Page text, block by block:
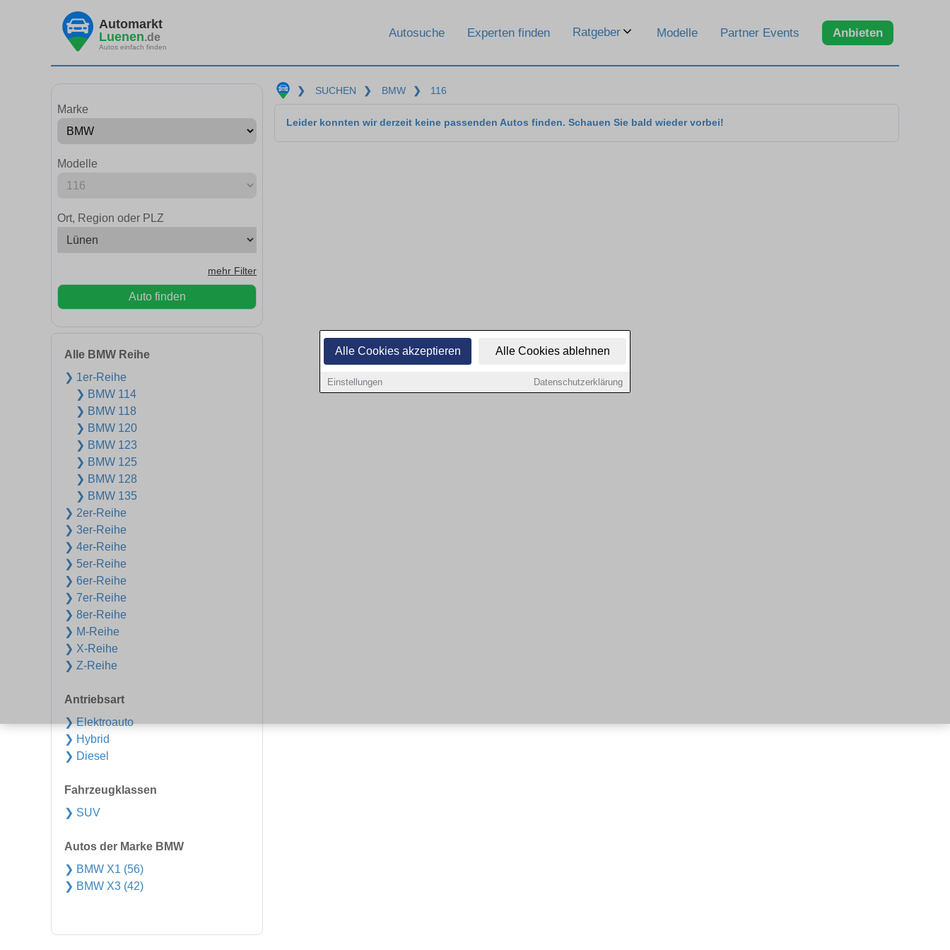
Alle Cookies akzeptieren Alle Cookies ablehnen
Einstellungen Datenschutzerklärung
Automarkt
Luenen.de
Autos einfach finden
Autosuche Experten finden Ratgeber Modelle Partner Events Anbieten
Marke
Modelle
Ort, Region oder PLZ
mehr Filter
Auto finden
Alle BMW Reihe
❯ 1er-Reihe
❯ BMW 114
❯ BMW 118
❯ BMW 120
❯ BMW 123
❯ BMW 125
❯ BMW 128
❯ BMW 135
❯ 2er-Reihe
❯ 3er-Reihe
❯ 4er-Reihe
❯ 5er-Reihe
❯ 6er-Reihe
❯ 7er-Reihe
❯ 8er-Reihe
❯ M-Reihe
❯ X-Reihe
❯ Z-Reihe
Antriebsart
❯ Elektroauto
❯ Hybrid
❯ Diesel
Fahrzeugklassen
❯ SUV
Autos der Marke BMW
❯ BMW X1 (56)
❯ BMW X3 (42)
❯ SUCHEN ❯ BMW ❯ 116
Leider konnten wir derzeit keine passenden Autos finden. Schauen Sie bald wieder vorbei!